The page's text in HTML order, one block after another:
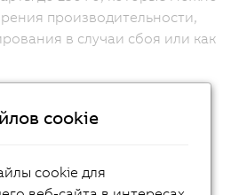
производительности,
в случаи сбоя или как
cookie
cookie для